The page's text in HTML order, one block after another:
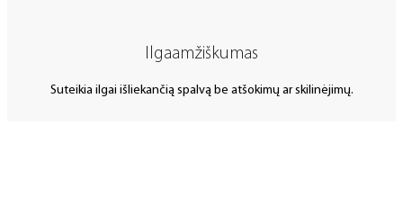
Ilgaamžiškumas
Suteikia ilgai išliekančią spalvą be atšokimų ar skilinėjimų.